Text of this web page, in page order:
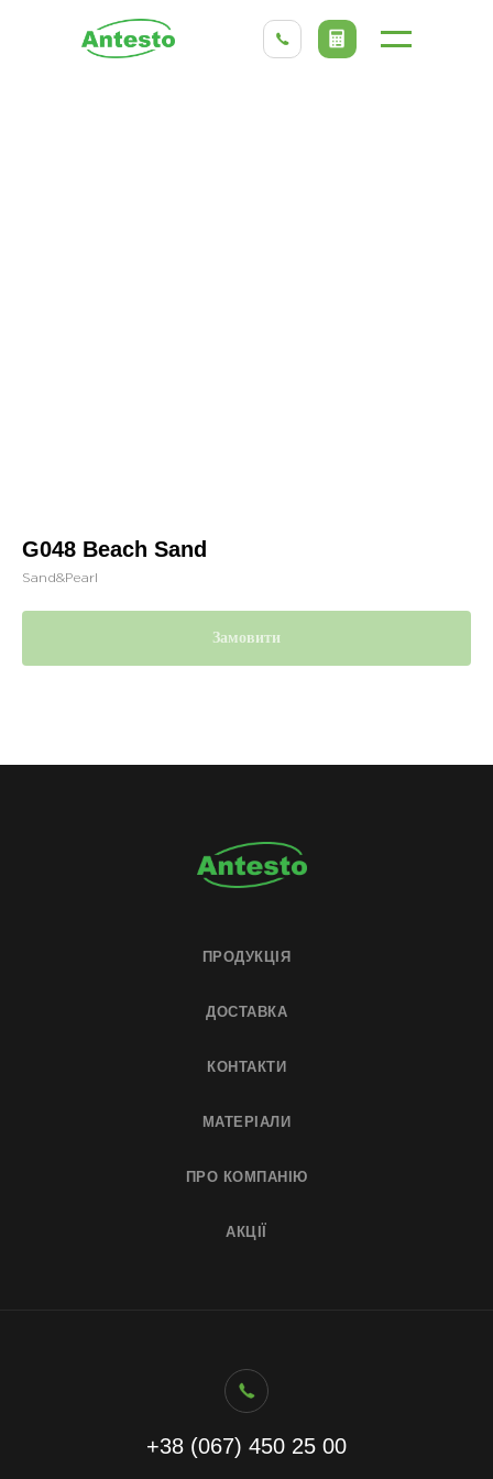
G048 Beach Sand
Sand&Pearl
Замовити
+38 (067) 450 25 00
ПРОДУКЦІЯ
МАТЕРІАЛИ
АКЦІЇ
ДОСТАВКА
ПРО КОМПАНІЮ
КОНТАКТИ